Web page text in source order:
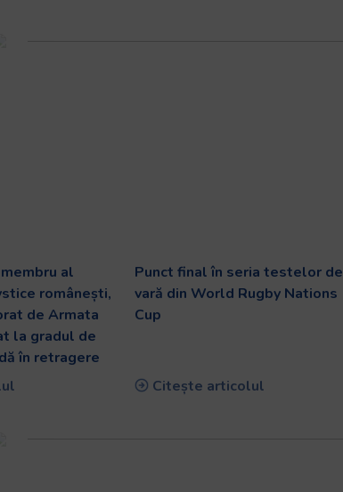
al
românești,
de Armata
la gradul de
în retragere
Punct final în seria testelor de
vară din World Rugby Nations
Cup
Citește articolul